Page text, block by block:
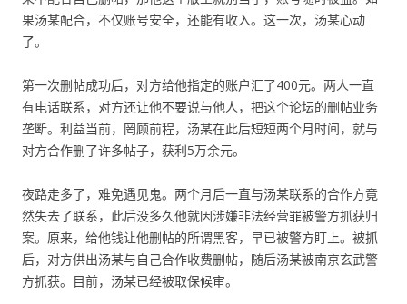
果汤某配合，不仅账号安全，还能有收入。这一次，汤某心动
了。
第一次删帖成功后，对方给他指定的账户汇了400元。两人一直
有电话联系，对方还让他不要说与他人，把这个论坛的删帖业务
垄断。利益当前，罔顾前程，汤某在此后短短两个月时间，就与
对方合作删了许多帖子，获利5万余元。
夜路走多了，难免遇见鬼。两个月后一直与汤某联系的合作方竟
然失去了联系，此后没多久他就因涉嫌非法经营罪被警方抓获归
案。原来，给他钱让他删帖的所谓黑客，早已被警方盯上。被抓
后，对方供出汤某与自己合作收费删帖，随后汤某被南京玄武警
方抓获。目前，汤某已经被取保候审。